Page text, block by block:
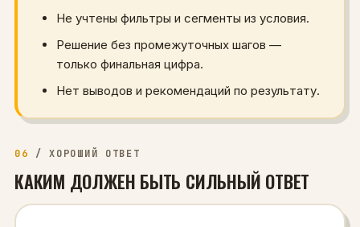
Не учтены фильтры и сегменты из условия.
Решение без промежуточных шагов —
только финальная цифра.
Нет выводов и рекомендаций по результату.
06 /ХОРОШИЙ ОТВЕТ
КАКИМ ДОЛЖЕН БЫТЬ СИЛЬНЫЙ ОТВЕТ